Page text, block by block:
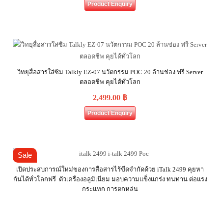
Product Enquiry
วิทยุสื่อสารใส่ซิม Talkly EZ-07 นวัตกรรม POC 20 ล้านช่อง ฟรี Server
ตลอดชีพ คุยได้ทั่วโลก
2,499.00 ฿
Product Enquiry
Sale
เปิดประสบการณ์ใหม่ของการสื่อสารไร้ขีดจำกัดด้วย iTalk 2499 คุยหา
กันได้ทั่วโลกฟรี ตัวเครื่องอลูมิเนียม มอบความแข็งแกร่ง ทนทาน ต่อแรง
กระแทก การตกหล่น